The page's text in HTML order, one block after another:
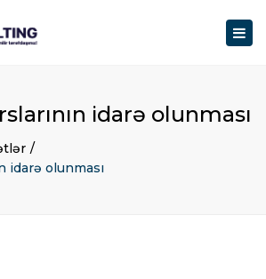
idarə olunması
idarə olunması